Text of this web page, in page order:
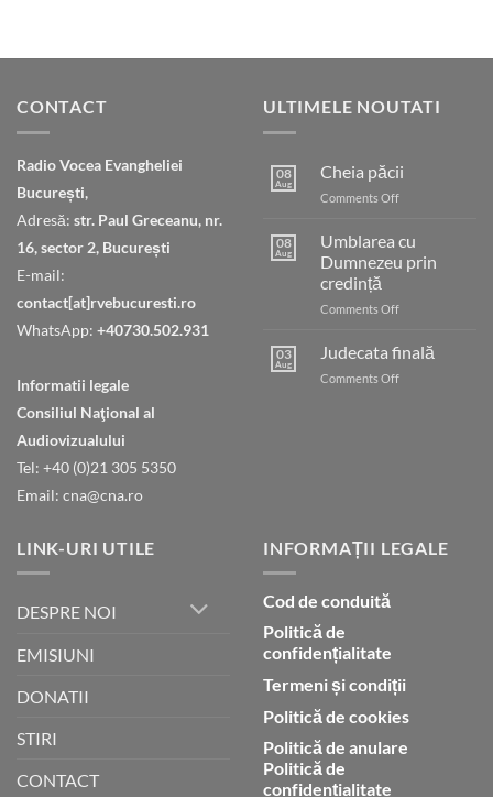
CONTACT
Radio Vocea Evangheliei
București,
Adresă: str. Paul Greceanu, nr.
16, sector 2, București
E-mail:
contact[at]rvebucuresti.ro
WhatsApp: +40730.502.931
Informatii legale
Consiliul Naţional al
Audiovizualului
Tel: +40 (0)21 305 5350
Email: cna@cna.ro
ULTIMELE NOUTATI
08
Aug
Cheia păcii
Comments Offon
08
Aug
Umblarea cu
Dumnezeu prin
credință
Comments Offon
cu
Dumnezeu
prin
03
Aug
Judecata finală
Comments Offon
LINK-URI UTILE
DESPRE NOI
EMISIUNI
DONATII
STIRI
CONTACT
INFORMAȚII LEGALE
Cod de conduită
Politică de
confidențialitate
Termeni și condiții
Politică de cookies
Politică de anulare
Politică de
confidențialitate